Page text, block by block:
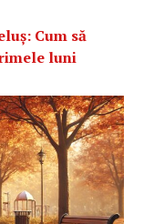
Cum să
luni